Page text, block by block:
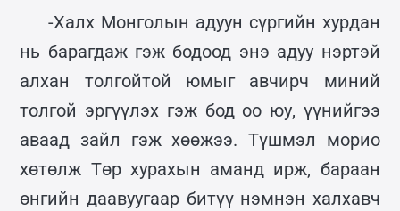
-Халх Монголын адуун сүргийн хурдан
нь барагдаж гэж бодоод энэ адуу нэртэй
алхан толгойтой юмыг авчирч миний
толгой эргүүлэх гэж бод оо юу, үүнийгээ
аваад зайл гэж хөөжээ. Түшмэл морио
хөтөлж Төр хурахын аманд ирж, бараан
өнгийн даавуугаар битүү нэмнэн халхавч